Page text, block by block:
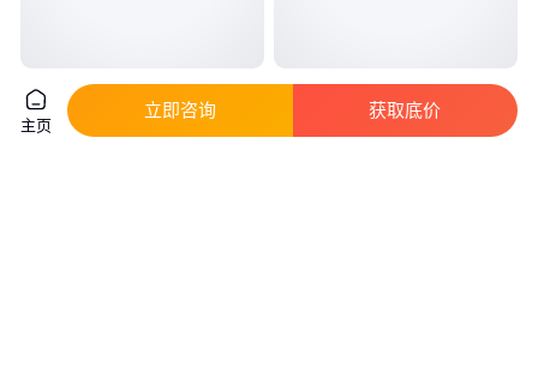
苯甲基磺酰氟PMSF 329-98-6 一
种有机化合物 品质保证
真实性已核验
高纯度工业级马日夫盐 磷酸二氢
锰 钢铁防锈 磷表面处理剂
真实性已核验
主页
立即咨询 获取底价